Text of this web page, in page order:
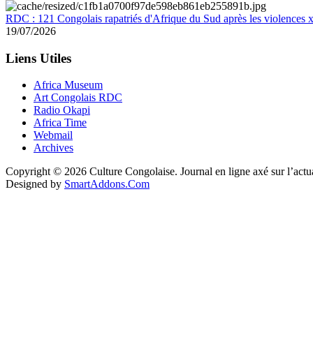
RDC : 121 Congolais rapatriés d'Afrique du Sud après les violences
19/07/2026
Liens Utiles
Africa Museum
Art Congolais RDC
Radio Okapi
Africa Time
Webmail
Archives
Copyright © 2026 Culture Congolaise. Journal en ligne axé sur
Designed by SmartAddons.Com